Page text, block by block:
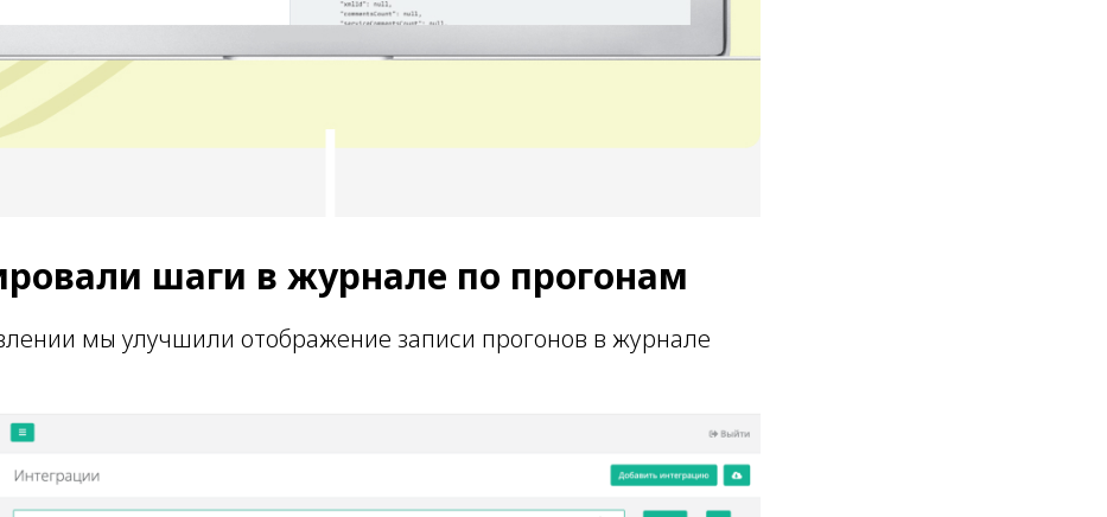
шаги в журнале по прогонам
мы улучшили отображение записи прогонов в журнале